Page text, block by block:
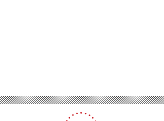
etkinliğine gidince tepki çekti: Takipten çıkıyorum